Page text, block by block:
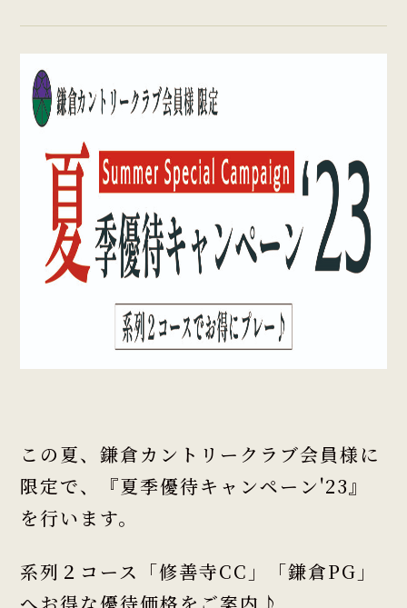
この夏、鎌倉カントリークラブ会員様に
限定で、『夏季優待キャンペーン'23』
を行います。
系列２コース「修善寺CC」「鎌倉PG」